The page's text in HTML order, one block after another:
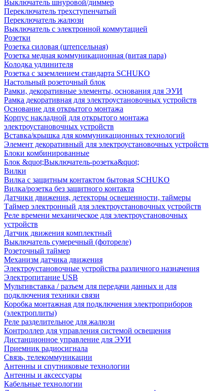
Выключатель шнуровой/диммер
Переключатель трехступенчатый
Переключатель жалюзи
Выключатель с электронной коммутацией
Розетки
Розетка силовая (штепсельная)
Розетка медная коммуникационная (витая пара)
Колодка удлинителя
Розетка с заземлением стандарта SCHUKO
Настольный розеточный блок
Рамки, декоративные элементы, основания для ЭУИ
Рамка декоративная для электроустановочных устройств
Основание для открытого монтажа
Корпус накладной для открытого монтажа
электроустановочных устройств
Вставка/крышка для коммуникационных технологий
Элемент декоративный для электроустановочных устройств
Блоки комбинированные
Блок &quot;Выключатель-розетка&quot;
Вилки
Вилка с защитным контактом бытовая SCHUKO
Вилка/розетка без защитного контакта
Датчики движения, детекторы освещенности, таймеры
Таймер электронный для электроустановочных устройств
Реле времени механическое для электроустановочных
устройств
Датчик движения комплектный
Выключатель сумеречный (фотореле)
Розеточный таймер
Механизм датчика движения
Электроустановочные устройства различного назначения
Электропитание USB
Мультивставка / разъем для передачи данных и для
подключения техники связи
Коробка монтажная для подключения электроприборов
(электроплиты)
Реле разделительное для жалюзи
Контроллер для управления системой освещения
Дистанционное управление для ЭУИ
Приемник радиосигнала
Связь, телекоммуникации
Антенны и спутниковые технологии
Антенны и аксессуары
Кабельные технологии